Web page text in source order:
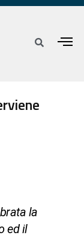
la
ed il